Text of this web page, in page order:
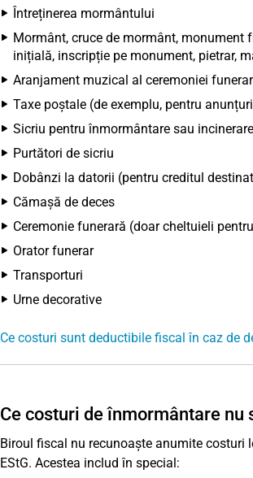
Întreținerea mormântului
Mormânt, cruce de mormânt, monument
inițială, inscripție pe monument, pietrar,
Aranjament muzical al ceremoniei
Taxe poștale (de exemplu, pentru
Sicriu pentru înmormântare sau
Purtători de sicriu
Dobânzi la datorii (pentru creditul
Cămașă de deces
Ceremonie funerară (doar cheltuieli
Orator funerar
Transporturi
Urne decorative
Ce costuri sunt deductibile fiscal în caz de
Ce costuri de înmormântare
Biroul fiscal nu recunoaște anumite costuri
EStG. Acestea includ în special: